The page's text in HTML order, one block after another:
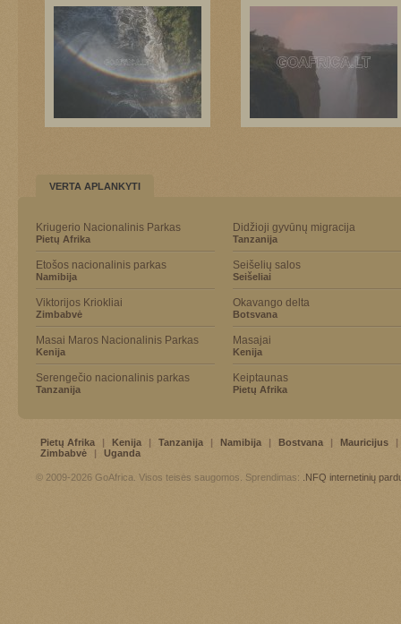
VERTA APLANKYTI
Kriugerio Nacionalinis Parkas
Pietų Afrika
Etošos nacionalinis parkas
Namibija
Viktorijos Kriokliai
Zimbabvė
Masai Maros Nacionalinis Parkas
Kenija
Serengečio nacionalinis parkas
Tanzanija
Didžioji gyvūnų migracija
Tanzanija
Seišelių salos
Seišeliai
Okavango delta
Botsvana
Masajai
Kenija
Keiptaunas
Pietų Afrika
Pietų Afrika | Kenija | Tanzanija | Namibija | Bostvana | Mauricijus
|
Zimbabvė
| Uganda
© 2009-2026 GoAfrica. Visos teisės saugomos. Sprendimas: .NFQ internetinių